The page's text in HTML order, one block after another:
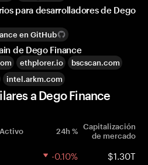
para desarrolladores de Dego
en GitHub
de Dego Finance
ethplorer.io
bscscan.com
intel.arkm.com
a Dego Finance
Activo 24h % Capitalización
de mercado
-0.10% $1.30T